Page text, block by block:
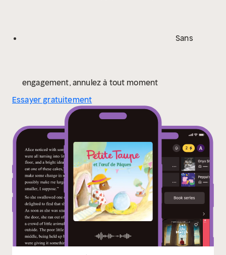
Sans
engagement, annulez à tout moment
Essayer gratuitement